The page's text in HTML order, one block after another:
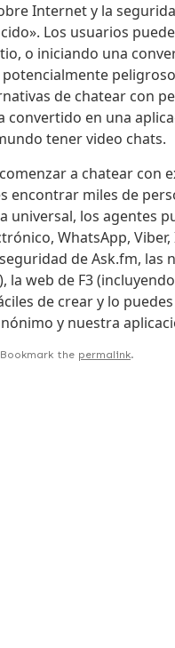
Internet y la
Los usuarios
o iniciando una
de chatear con
convertido en una
tener video chats.
a chatear con
encontrar miles de
universal, los agentes
WhatsApp,
de Ask.fm,
la web de F3
de crear y lo
y nuestra
the permalink.